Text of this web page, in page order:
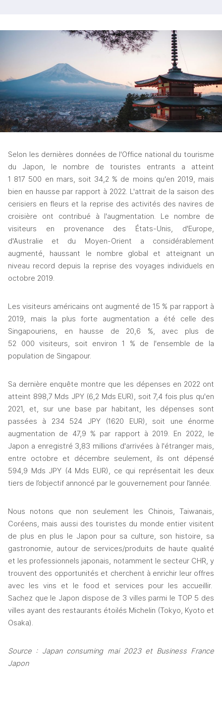
Selon les dernières données de l'Office national du tourisme
du Japon, le nombre de touristes entrants a atteint
1 817 500 en mars, soit 34,2 % de moins qu'en 2019, mais
bien en hausse par rapport à 2022. L'attrait de la saison des
cerisiers en fleurs et la reprise des activités des navires de
croisière ont contribué à l'augmentation. Le nombre de
visiteurs en provenance des États-Unis, d'Europe,
d'Australie et du Moyen-Orient a considérablement
augmenté, haussant le nombre global et atteignant un
niveau record depuis la reprise des voyages individuels en
octobre 2019.
Les visiteurs américains ont augmenté de 15 % par rapport à
2019, mais la plus forte augmentation a été celle des
Singapouriens, en hausse de 20,6 %, avec plus de
52 000 visiteurs, soit environ 1 % de l'ensemble de la
population de Singapour.
Sa dernière enquête montre que les dépenses en 2022 ont
atteint 898,7 Mds JPY (6,2 Mds EUR), soit 7,4 fois plus qu'en
2021, et, sur une base par habitant, les dépenses sont
passées à 234 524 JPY (1620 EUR), soit une énorme
augmentation de 47,9 % par rapport à 2019. En 2022, le
Japon a enregistré 3,83 millions d'arrivées à l'étranger mais,
entre octobre et décembre seulement, ils ont dépensé
594,9 Mds JPY (4 Mds EUR), ce qui représentait les deux
Nous notons que non seulement les Chinois, Taiwanais,
Coréens, mais aussi des touristes du monde entier visitent
de plus en plus le Japon pour sa culture, son histoire, sa
gastronomie, autour de services/produits de haute qualité
et les professionnels japonais, notamment le secteur CHR, y
trouvent des opportunités et cherchent à enrichir leur offres
avec les vins et le food et services pour les accueillir.
Sachez que le Japon dispose de 3 villes parmi le TOP 5 des
villes ayant des restaurants étoilés Michelin (Tokyo, Kyoto et
Osaka).
Source : Japan consuming mai 2023 et Business France
Japon